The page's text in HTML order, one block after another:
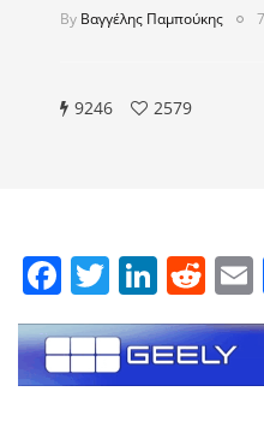
By Βαγγέλης Παμπούκης
9246 2579
Facebook
Twitter